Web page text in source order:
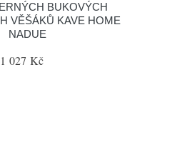
BUKOVÝCH
VĚŠÁKŮ KAVE HOME
NADUE
1 027 Kč